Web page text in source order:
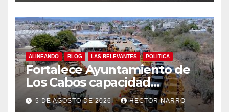
ALINEANDO BLOG LAS RELEVANTES POLITICA
Fortalece Ayuntamiento de
Los Cabos capacidad
operativa de Servicios
Públicos con recursos del
5 DE AGOSTO DE 2026 HECTOR NARRO